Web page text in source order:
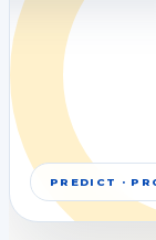
PREDICT ·